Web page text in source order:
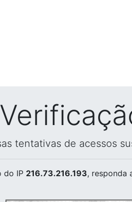
tentativas de acessos
do IP 216.73.216.193, responda